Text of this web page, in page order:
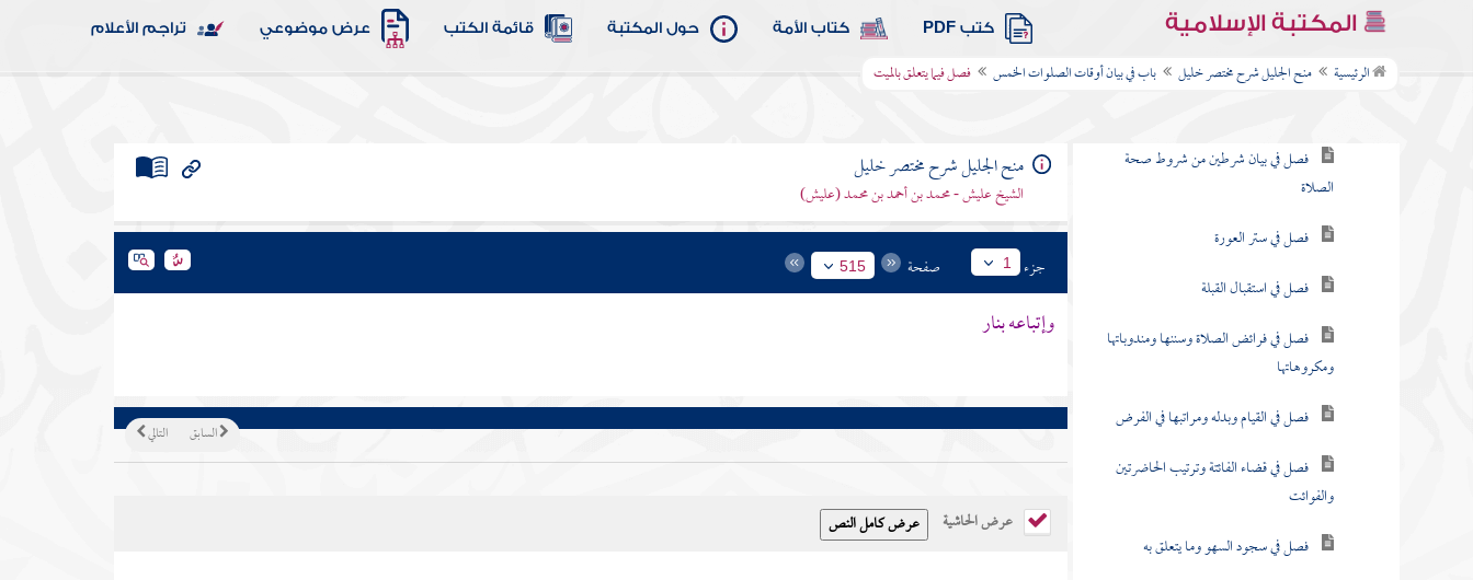
المكتبة الإسلامية كتب PDF كتاب الأمة حول المكتبة قائمة الكتب عرض موضوعي تراجم الأعلام
الرئيسية منح الجليل شرح مختصر خليل باب في بيان أوقات الصلوات الخمس فصل فيما يتعلق بالميت
باب يرفع الحدث وحكم الخبث
باب في بيان أوقات الصلوات الخمس
فصل في بيان شرطين من شروط صحة
الصلاة
فصل في ستر العورة
فصل في استقبال القبلة
فصل في فرائض الصلاة وسننها ومندوباتها
ومكروهاتها
فصل في القيام وبدله ومراتبها في الفرض
فصل في قضاء الفائتة وترتيب الحاضرتين
والفوائت
فصل في سجود السهو وما يتعلق به
منح الجليل شرح مختصر خليل
الشيخ عليش - محمد بن أحمد بن محمد (عليش)
جزء 1 صفحة 515
وإتباعه بنار
التالي السابق
عرض الحاشية